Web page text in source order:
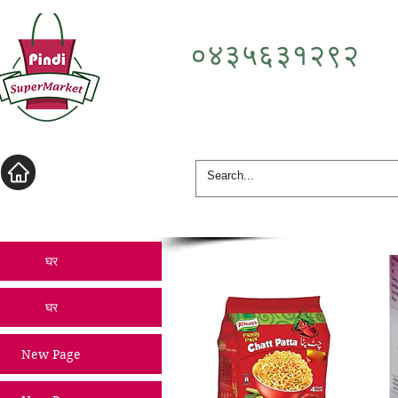
०४३५६३१२९२
घर
घर
New Page